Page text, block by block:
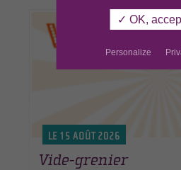
LE 15 AOÛT 2026
Vide-grenier
✓ OK,
Personalize